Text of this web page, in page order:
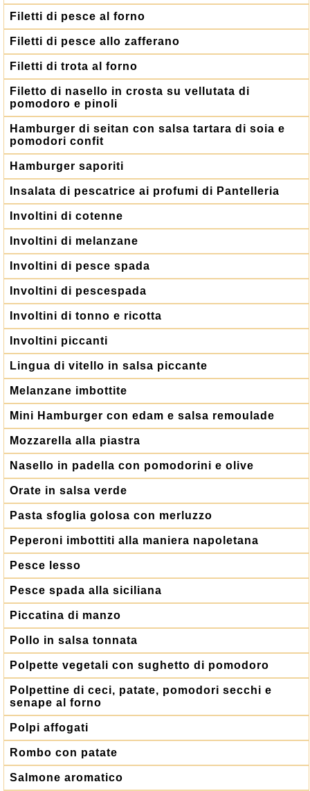
Filetti di pesce al forno
Filetti di pesce allo zafferano
Filetti di trota al forno
Filetto di nasello in crosta su vellutata di
pomodoro e pinoli
Hamburger di seitan con salsa tartara di soia e
pomodori confit
Hamburger saporiti
Insalata di pescatrice ai profumi di Pantelleria
Involtini di cotenne
Involtini di melanzane
Involtini di pesce spada
Involtini di pescespada
Involtini di tonno e ricotta
Involtini piccanti
Lingua di vitello in salsa piccante
Melanzane imbottite
Mini Hamburger con edam e salsa remoulade
Mozzarella alla piastra
Nasello in padella con pomodorini e olive
Orate in salsa verde
Pasta sfoglia golosa con merluzzo
Peperoni imbottiti alla maniera napoletana
Pesce lesso
Pesce spada alla siciliana
Piccatina di manzo
Pollo in salsa tonnata
Polpette vegetali con sughetto di pomodoro
Polpettine di ceci, patate, pomodori secchi e
senape al forno
Polpi affogati
Rombo con patate
Salmone aromatico